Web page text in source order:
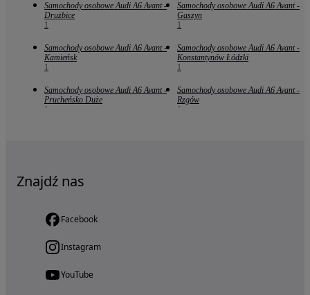
Samochody osobowe Audi A6 Avant -
Drużbice
1
Samochody osobowe Audi A6 Avant -
Gaszyn
1
Samochody osobowe Audi A6 Avant -
Kamieńsk
1
Samochody osobowe Audi A6 Avant -
Konstantynów Łódzki
1
Samochody osobowe Audi A6 Avant -
Prucheńsko Duże
1
Samochody osobowe Audi A6 Avant -
Rzgów
1
Znajdź nas
Facebook
Instagram
YouTube